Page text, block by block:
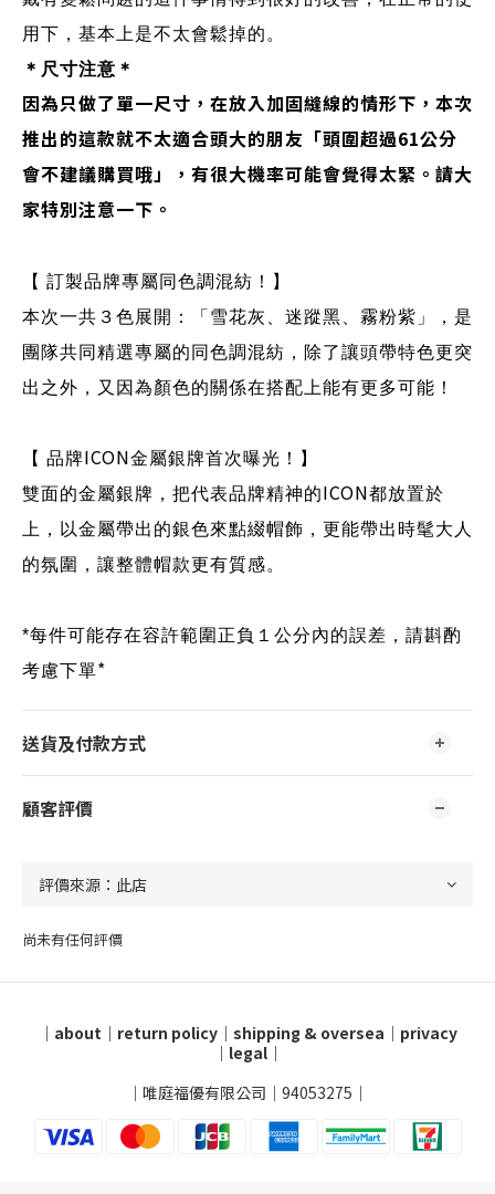
用下，基本上是不太會鬆掉的。
＊尺寸注意＊
因為只做了單一尺寸，在放入加固縫線的情形下，本次
推出的這款就不太適合頭大的朋友「頭圍超過61公分
會不建議購買哦」，有很大機率可能會覺得太緊。請大
家特別注意一下。
【 訂製品牌專屬同色調混紡！】
本次一共３色展開：「雪花灰、迷蹤黑、霧粉紫」，是
團隊共同精選專屬的同色調混紡，除了讓頭帶特色更突
出之外，又因為顏色的關係在搭配上能有更多可能！
【 品牌ICON金屬銀牌首次曝光！】
雙面的金屬銀牌，把代表品牌精神的ICON都放置於
上，以金屬帶出的銀色來點綴帽飾，更能帶出時髦大人
的氛圍，讓整體帽款更有質感。
*每件可能存在容許範圍正負１公分內的誤差，請斟酌
考慮下單*
送貨及付款方式
顧客評價
尚未有任何評價
｜ about｜ return policy｜ shipping & oversea ｜ privacy
｜ legal｜
｜唯庭福優有限公司｜94053275｜